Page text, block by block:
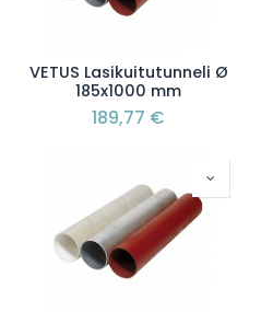
VETUS Lasikuitutunneli Ø
185x1000 mm
189,77 €